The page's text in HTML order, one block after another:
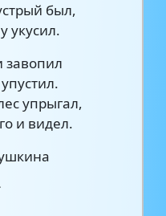
был,
укусил.
завопил
упрыгал,
и видел.